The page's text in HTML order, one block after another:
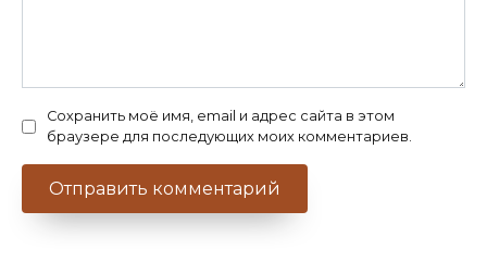
Сохранить моё имя, email и адрес сайта в этом
браузере для последующих моих комментариев.